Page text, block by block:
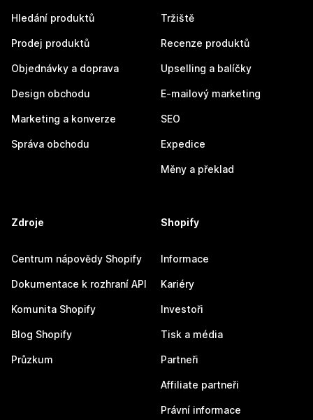
Hledání produktů
Prodej produktů
Objednávky a doprava
Design obchodu
Marketing a konverze
Správa obchodu
Tržiště
Recenze produktů
Upselling a balíčky
E-mailový marketing
SEO
Expedice
Měny a překlad
Zdroje
Centrum nápovědy Shopify
Dokumentace k rozhraní API
Komunita Shopify
Blog Shopify
Průzkum
Shopify
Informace
Kariéry
Investoři
Tisk a média
Partneři
Affiliate partneři
Právní informace